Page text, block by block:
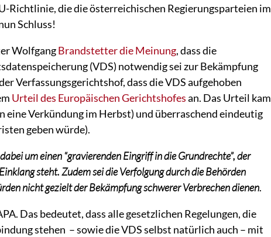
Richtlinie, die die österreichischen Regierungsparteien im
Schluss!
WolfgangBrandstetter die Meinung, dass die
(VDS) notwendig sei zur Bekämpfung
Verfassungsgerichtshof, dass die VDS aufgehoben
Urteil des Europäischen Gerichtshofesan. Das Urteil kam
eine Verkündung im Herbst) und überraschend eindeutig
geben würde).
um einen “gravierenden Eingriff in die Grundrechte”, der
steht. Zudem sei die Verfolgung durch die Behörden
nicht gezielt der Bekämpfung schwerer Verbrechen dienen.
Das bedeutet, dass alle gesetzlichen Regelungen, die
stehen – sowie die VDS selbst natürlich auch – mit